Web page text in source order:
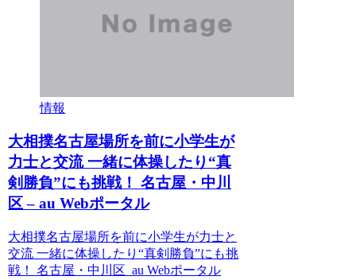
情報
大相撲名古屋場所を前に小学生が
力士と交流 一緒に体操したり“真
剣勝負”にも挑戦！ 名古屋・中川
区 – au Webポータル
大相撲名古屋場所を前に小学生が力士と
交流 一緒に体操したり“真剣勝負”にも挑
戦！ 名古屋・中川区 au Webポータル